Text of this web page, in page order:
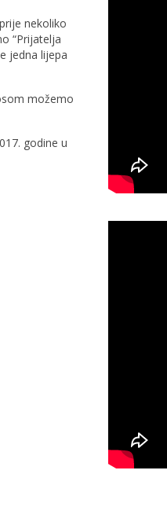
nekoliko
“Prijatelja
jedna lijepa
možemo
godine u